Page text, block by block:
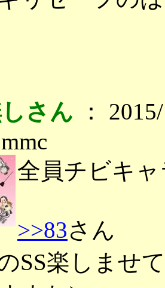
さん ：
全員チビキ
>>83さん
SS楽しませ